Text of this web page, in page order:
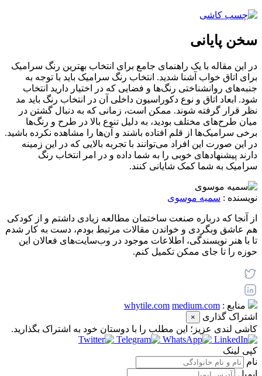
سخن پایانی
در این مقاله با یک راهنمای جامع برای انتخاب بهترین رنگ سرامیک
برای اتاق خواب آشنا شدید. انتخاب رنگ سرامیک باید با توجه به
جنبه‌های روانشناختی رنگ‌ها و فضایی که در اختیار دارید انتخاب
شود. ابعاد اتاق و نوع دکوراسیون داخلی آن در انتخاب رنگ باید مد
نظر قرار گرفته شوند. ممکن است، زمانی که به دنبال گشتن در
میان طرح‌های مختلف بودید، به دلیل تنوع بالا در طرح و رنگ‌‌‌ها
برخی سرامیک‌ها از قلم افتاده باشند و آن‌ها را مشاهده نکرده باشید.
در این صورت این افراد می‌توانند با تجربه بالایی که در این زمینه
دارند پیشنهادهای خوبی را به شما داده و در امر انتخاب رنگ
سرامیک به شما کمک شایانی کنند.
نویسنده : سمیه موسوی
از آنجا که درباره صنعت ساختمان مطالعه زیادی داشتم و از کودکی
هم عاشق وبگردی و خواندن مقالات مرتبط بودم، دست به کار شدم
تا با هنر نویسندگی، اطلاعات موجود در وب‌سایت‌های فعالان این
حوزه را تا جای ممکن تکمیل کنم.
منابع : whytile.com medium.com
اشتراک گذاری
×
کاشی‌ لندی عزیز؛ این مطلب را با دوستان خود به اشتراک بگذارید.
کپی لینک
نام
ایمیل